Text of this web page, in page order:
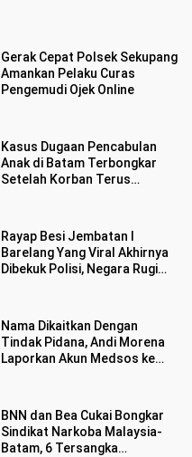
Gerak Cepat Polsek Sekupang
Amankan Pelaku Curas
Pengemudi Ojek Online
Kasus Dugaan Pencabulan
Anak di Batam Terbongkar
Setelah Korban Terus
Rayap Besi Jembatan I
Barelang Yang Viral Akhirnya
Dibekuk Polisi, Negara Rugi
Nama Dikaitkan Dengan
Tindak Pidana, Andi Morena
Laporkan Akun Medsos ke
BNN dan Bea Cukai Bongkar
Sindikat Narkoba Malaysia-
Batam, 6 Tersangka